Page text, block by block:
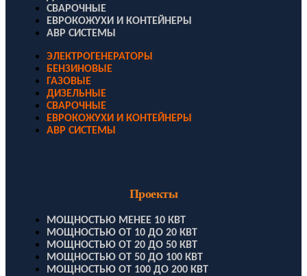
СВАРОЧНЫЕ
ЕВРОКОЖУХИ И КОНТЕЙНЕРЫ
АВР СИСТЕМЫ
ЭЛЕКТРОГЕНЕРАТОРЫ
БЕНЗИНОВЫЕ
ГАЗОВЫЕ
ДИЗЕЛЬНЫЕ
СВАРОЧНЫЕ
ЕВРОКОЖУХИ И КОНТЕЙНЕРЫ
АВР СИСТЕМЫ
Проекты
МОЩНОСТЬЮ МЕНЕЕ 10 КВТ
МОЩНОСТЬЮ ОТ 10 ДО 20 КВТ
МОЩНОСТЬЮ ОТ 20 ДО 50 КВТ
МОЩНОСТЬЮ ОТ 50 ДО 100 КВТ
МОЩНОСТЬЮ ОТ 100 ДО 200 КВТ